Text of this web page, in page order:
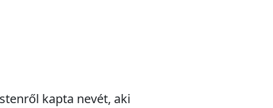
kapta nevét, aki